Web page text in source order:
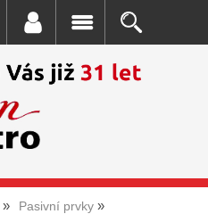
Pasivní prvky